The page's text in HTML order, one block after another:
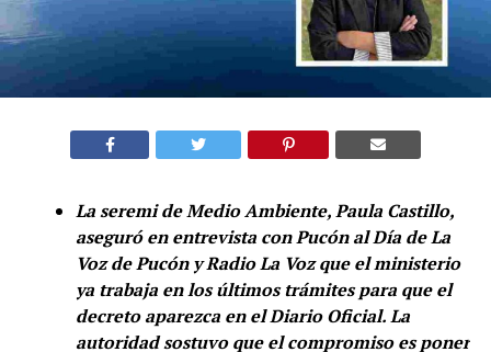
La seremi de Medio Ambiente, Paula Castillo,
aseguró en entrevista con Pucón al Día de La
Voz de Pucón y Radio La Voz que el ministerio
ya trabaja en los últimos trámites para que el
decreto aparezca en el Diario Oficial. La
autoridad sostuvo que el compromiso es poner